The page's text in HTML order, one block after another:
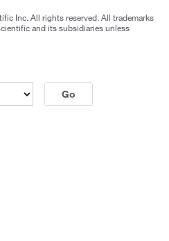
Inc. All rights reserved. All trademarks
and its subsidiaries unless
Go